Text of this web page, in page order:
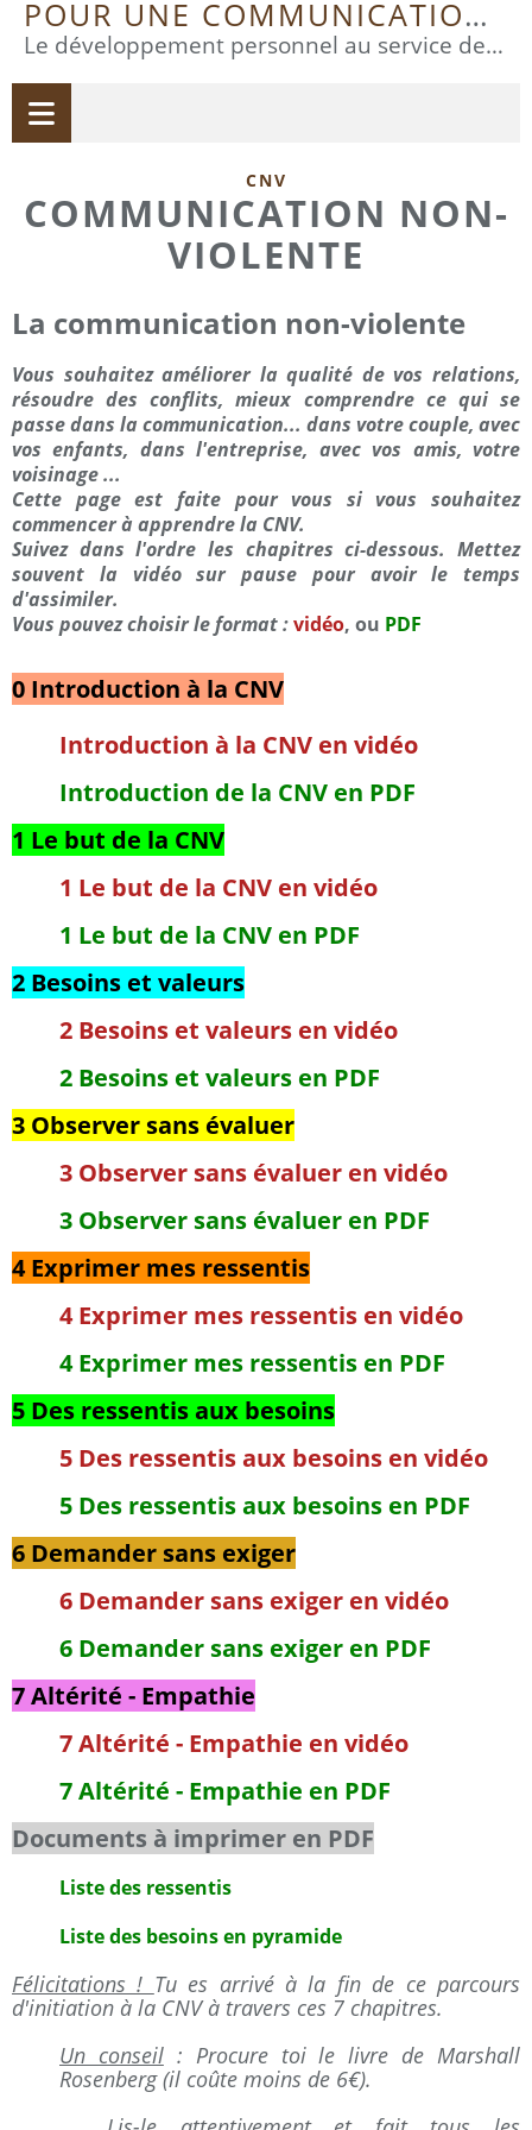
POUR UNE COMMUNICATION DE QUALITÉ
Le développement personnel au service de la qualité relationnelle
CNV
COMMUNICATION NON-
VIOLENTE
La communication non-violente
Vous souhaitez améliorer la qualité de vos relations,
résoudre des conflits, mieux comprendre ce qui se
passe dans la communication... dans votre couple, avec
vos enfants, dans l'entreprise, avec vos amis, votre
voisinage ...
Cette page est faite pour vous si vous souhaitez
commencer à apprendre la CNV.
Suivez dans l'ordre les chapitres ci-dessous. Mettez
souvent la vidéo sur pause pour avoir le temps
d'assimiler.
Vous pouvez choisir le format :vidéo, ou PDF
0 Introduction à la CNV
Introduction à la CNV en vidéo
Introduction de la CNV en PDF
1 Le but de la CNV
1 Le but de la CNV en vidéo
1 Le but de la CNV en PDF
2 Besoins et valeurs
2 Besoins et valeurs en vidéo
2 Besoins et valeurs en PDF
3 Observer sans évaluer
3 Observer sans évaluer en vidéo
3 Observer sans évaluer en PDF
4 Exprimer mes ressentis
4 Exprimer mes ressentis en vidéo
4 Exprimer mes ressentis en PDF
5 Des ressentis aux besoins
5 Des ressentis aux besoins en vidéo
5 Des ressentis aux besoins en PDF
6 Demander sans exiger
6 Demander sans exiger en vidéo
6 Demander sans exiger en PDF
7 Altérité - Empathie
7 Altérité - Empathie en vidéo
7 Altérité - Empathie en PDF
Documents à imprimer en PDF
Liste des ressentis
Liste des besoins en pyramide
Félicitations ! Tu es arrivé à la fin de ce parcours
d'initiation à la CNV à travers ces 7 chapitres.
Un conseil: Procure toi le livre de Marshall
Rosenberg (il coûte moins de 6€).